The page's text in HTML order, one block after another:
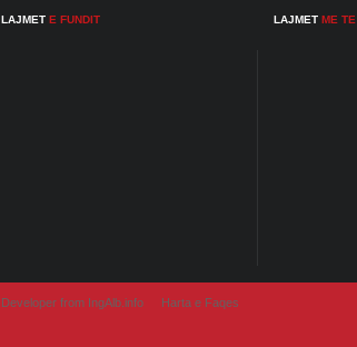
LAJMET E FUNDIT LAJMET ME
Developer from IngAlb.info Harta e Faqes